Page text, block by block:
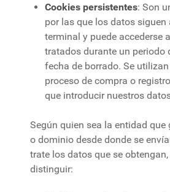
Cookies persistentes: Son
por las que los datos siguen
terminal y puede accederse
tratados durante un periodo
fecha de borrado. Se
proceso de compra o
que introducir nuestros
Según quien sea la entidad que
o dominio desde donde se
trate los datos que se
distinguir: